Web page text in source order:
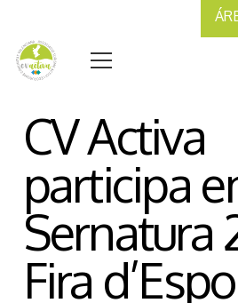
CV Activa
participa
Sernatura
Fira